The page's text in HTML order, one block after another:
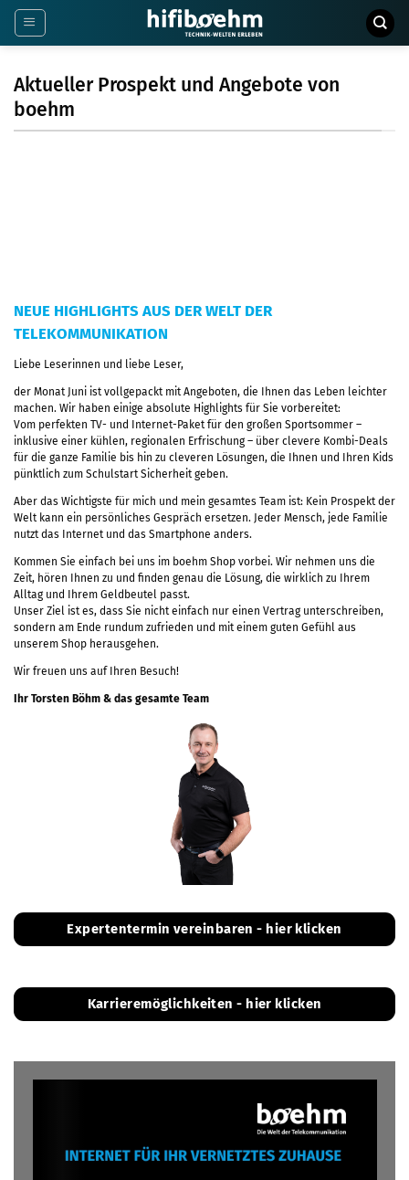
Zum
Inhalt
Aktueller Prospekt und Angebote von
boehm
NEUE HIGHLIGHTS AUS DER WELT DER
TELEKOMMUNIKATION
Liebe Leserinnen und liebe Leser,
der Monat Juni ist vollgepackt mit Angeboten, die Ihnen das Leben leichter
machen. Wir haben einige absolute Highlights für Sie vorbereitet:
Vom perfekten TV- und Internet-Paket für den großen Sportsommer –
inklusive einer kühlen, regionalen Erfrischung – über clevere Kombi-Deals
für die ganze Familie bis hin zu cleveren Lösungen, die Ihnen und Ihren Kids
pünktlich zum Schulstart Sicherheit geben.
Aber das Wichtigste für mich und mein gesamtes Team ist: Kein Prospekt der
Welt kann ein persönliches Gespräch ersetzen. Jeder Mensch, jede Familie
nutzt das Internet und das Smartphone anders.
Kommen Sie einfach bei uns im boehm Shop vorbei. Wir nehmen uns die
Zeit, hören Ihnen zu und finden genau die Lösung, die wirklich zu Ihrem
Alltag und Ihrem Geldbeutel passt.
Unser Ziel ist es, dass Sie nicht einfach nur einen Vertrag unterschreiben,
sondern am Ende rundum zufrieden und mit einem guten Gefühl aus
unserem Shop herausgehen.
Wir freuen uns auf Ihren Besuch!
Ihr Torsten Böhm & das gesamte Team
Expertentermin vereinbaren - hier klicken
Karrieremöglichkeiten - hier klicken